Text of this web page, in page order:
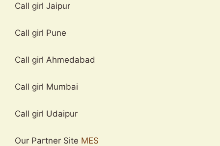
Call girl Jaipur
Call girl Pune
Call girl Ahmedabad
Call girl Mumbai
Call girl Udaipur
Our Partner Site MES